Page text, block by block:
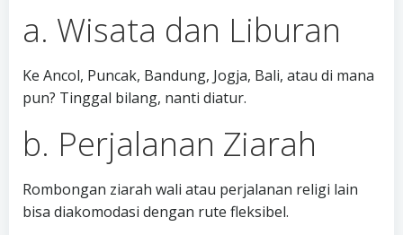
a. Wisata dan Liburan
Ke Ancol, Puncak, Bandung, Jogja, Bali, atau di mana
pun? Tinggal bilang, nanti diatur.
b. Perjalanan Ziarah
Rombongan ziarah wali atau perjalanan religi lain
bisa diakomodasi dengan rute fleksibel.